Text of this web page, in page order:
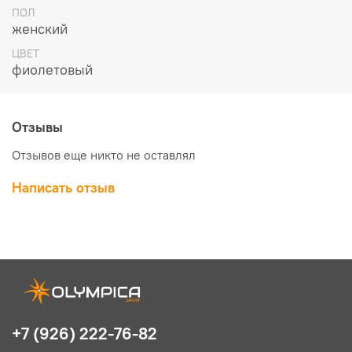
дополнительной защиты от снега
Защита внизу брючин от порезов кантом
Mножество карманов
движениям
YKK молнии
ПОЛ
женский
ЦВЕТ
фиолетовый
Отзывы
Отзывов еще никто не оставлял
Написать отзыв
+7 (926) 222-76-82